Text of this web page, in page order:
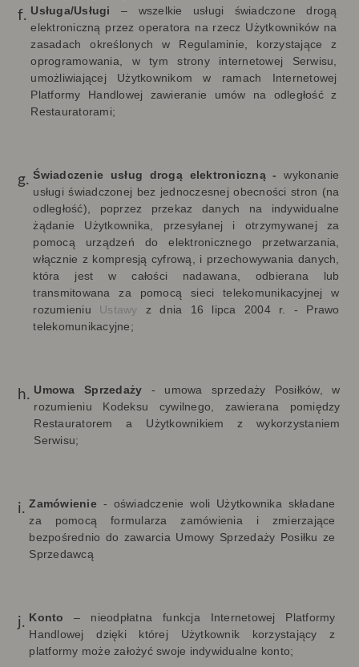
Usługa/Usługi – wszelkie usługi świadczone drogą
elektroniczną przez operatora na rzecz Użytkowników na
zasadach określonych w Regulaminie, korzystające z
oprogramowania, w tym strony internetowej Serwisu,
umożliwiającej Użytkownikom w ramach Internetowej
Platformy Handlowej zawieranie umów na odległość z
Restauratorami;
Świadczenie usług drogą elektroniczną -
wykonanie
usługi świadczonej bez jednoczesnej obecności stron (na
odległość), poprzez przekaz danych na indywidualne
żądanie Użytkownika, przesyłanej i otrzymywanej za
pomocą urządzeń do elektronicznego przetwarzania,
włącznie z kompresją cyfrową, i przechowywania danych,
która jest w całości nadawana, odbierana lub
transmitowana za pomocą sieci telekomunikacyjnej w
rozumieniu Ustawy z dnia 16 lipca 2004 r. - Prawo
telekomunikacyjne;
Umowa Sprzedaży - umowa sprzedaży Posiłków, w
rozumieniu Kodeksu cywilnego, zawierana pomiędzy
Restauratorem a Użytkownikiem z wykorzystaniem
Serwisu;
Zamówienie- oświadczenie woli Użytkownika składane
za pomocą formularza zamówienia i zmierzające
bezpośrednio do zawarcia Umowy Sprzedaży Posiłku ze
Sprzedawcą
Konto
– nieodpłatna funkcja Internetowej Platformy
Handlowej dzięki której Użytkownik korzystający z
platformy może założyć swoje indywidualne konto;